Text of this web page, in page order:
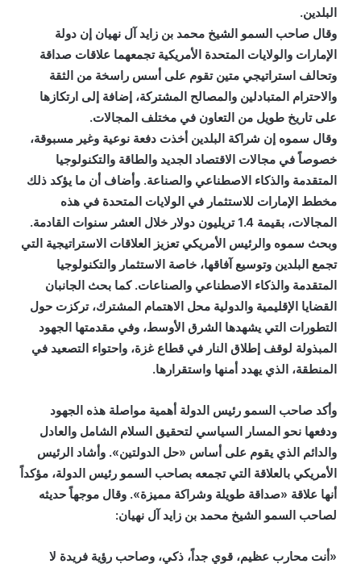
البلدين.
وقال صاحب السمو الشيخ محمد بن زايد آل نهيان إن دولة
الإمارات والولايات المتحدة الأمريكية تجمعهما علاقات صداقة
وتحالف استراتيجي متين تقوم على أسس راسخة من الثقة
والاحترام المتبادلين والمصالح المشتركة، إضافة إلى ارتكازها
على تاريخ طويل من التعاون في مختلف المجالات.
وقال سموه إن شراكة البلدين أخذت دفعة نوعية وغير مسبوقة،
خصوصاً في مجالات الاقتصاد الجديد والطاقة والتكنولوجيا
المتقدمة والذكاء الاصطناعي والصناعة. وأضاف أن ما يؤكد ذلك
مخطط الإمارات للاستثمار في الولايات المتحدة في هذه
المجالات، بقيمة 1.4 تريليون دولار خلال العشر سنوات القادمة.
وبحث سموه والرئيس الأمريكي تعزيز العلاقات الاستراتيجية التي
تجمع البلدين وتوسيع آفاقها، خاصة الاستثمار والتكنولوجيا
المتقدمة والذكاء الاصطناعي والصناعات. كما بحث الجانبان
القضايا الإقليمية والدولية محل الاهتمام المشترك، تركزت حول
التطورات التي يشهدها الشرق الأوسط، وفي مقدمتها الجهود
المبذولة لوقف إطلاق النار في قطاع غزة، واحتواء التصعيد في
المنطقة، الذي يهدد أمنها واستقرارها.
وأكد صاحب السمو رئيس الدولة أهمية مواصلة هذه الجهود
ودفعها نحو المسار السياسي لتحقيق السلام الشامل والعادل
والدائم الذي يقوم على أساس «حل الدولتين». وأشاد الرئيس
الأمريكي بالعلاقة التي تجمعه بصاحب السمو رئيس الدولة، مؤكداً
أنها علاقة «صداقة طويلة وشراكة مميزة». وقال موجهاً حديثه
لصاحب السمو الشيخ محمد بن زايد آل نهيان:
«أنت محارب عظيم، قوي جداً، ذكي، وصاحب رؤية فريدة لا